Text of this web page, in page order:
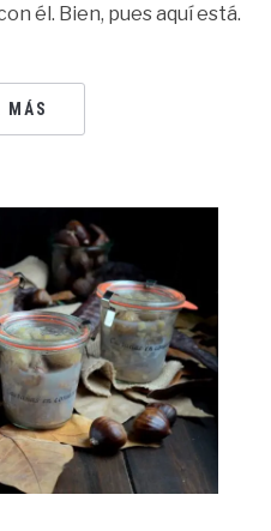
él. Bien, pues aquí está.
MÁS